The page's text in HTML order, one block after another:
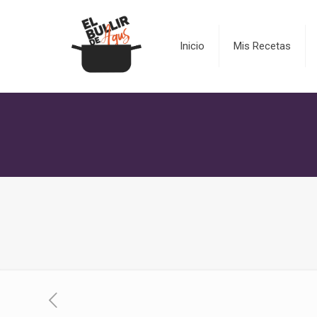
Inicio Mis Recetas